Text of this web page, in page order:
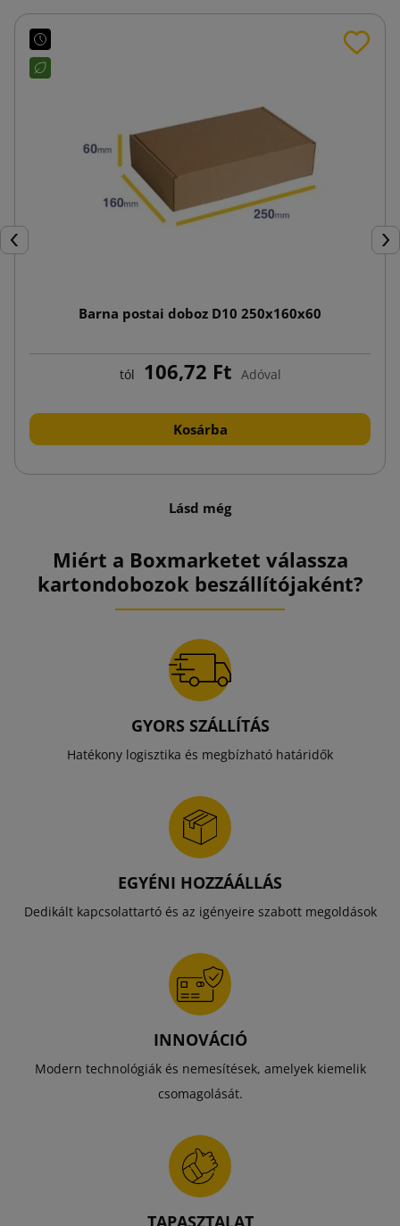
Előző
Barna postai doboz D10 250x160x60
tól 106,72 Ft Adóval
Kosárba
Lásd még
Miért a Boxmarketet válassza
kartondobozok beszállítójaként?
GYORS SZÁLLÍTÁS
Hatékony logisztika és megbízható határidők
EGYÉNI HOZZÁÁLLÁS
Dedikált kapcsolattartó és az igényeire szabott megoldások
INNOVÁCIÓ
Modern technológiák és nemesítések, amelyek kiemelik
csomagolását.
TAPASZTALAT